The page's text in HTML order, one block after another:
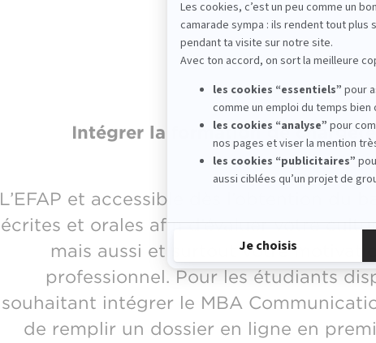
Intégrer la formation de
L’EFAP et accessible dès l’obtention du
écrites et orales afin d’évaluer votre
mais aussi et surtout votre
professionnel. Pour les étudiants
souhaitant intégrer le MBA
de remplir un dossier en ligne en